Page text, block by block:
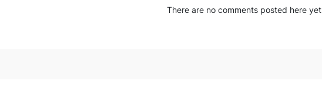
There are no comments posted here yet